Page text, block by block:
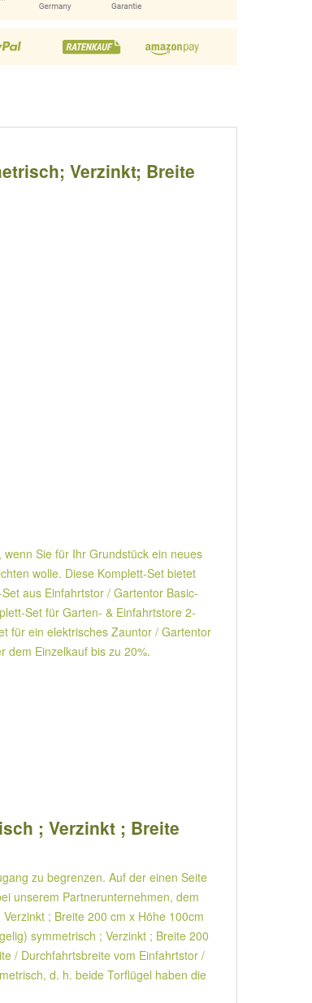
Verzinkt; Breite
Sie für Ihr Grundstück ein neues
wolle. Diese Komplett-Set bietet
aus Einfahrtstor / Gartentor Basic-
Set für Garten- & Einfahrtstore 2-
für ein elektrisches Zauntor / Gartentor
dem Einzelkauf bis zu 20%.
; Verzinkt ; Breite
zu begrenzen. Auf der einen Seite
unserem Partnerunternehmen, dem
; Breite 200 cm x Höhe 100cm
symmetrisch ; Verzinkt ; Breite 200
/ Durchfahrtsbreite vom Einfahrtstor /
d. h. beide Torflügel haben die